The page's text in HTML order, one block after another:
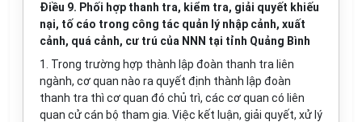
Điều 9. Phối hợp thanh tra, kiểm tra, giải quyết khiếu
nại, tố cáo trong công tác quản lý nhập cảnh, xuất
cảnh, quá cảnh, cư trú của NNN tại tỉnh Quảng Bình
1. Trong trường hợp thành lập đoàn thanh tra liên
ngành, cơ quan nào ra quyết định thành lập đoàn
thanh tra thì cơ quan đó chủ trì, các cơ quan có liên
quan cử cán bộ tham gia. Việc kết luận, giải quyết, xử lý